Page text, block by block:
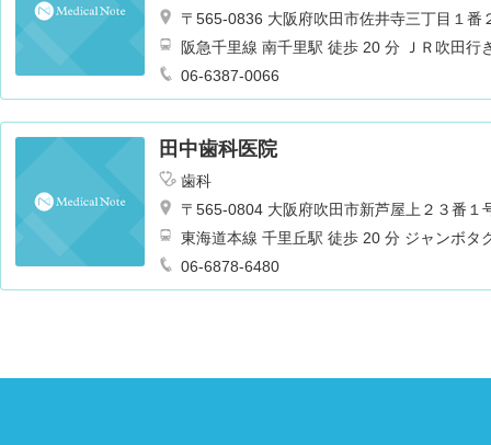
〒565-0836 大阪府吹田市佐井寺三丁目１番
阪急千里線 南千里駅 徒歩 20 分 ＪＲ吹田行
06-6387-0066
田中歯科医院
歯科
〒565-0804 大阪府吹田市新芦屋上２３番
東海道本線 千里丘駅 徒歩 20 分 ジャンボタ
下車徒歩５分
06-6878-6480